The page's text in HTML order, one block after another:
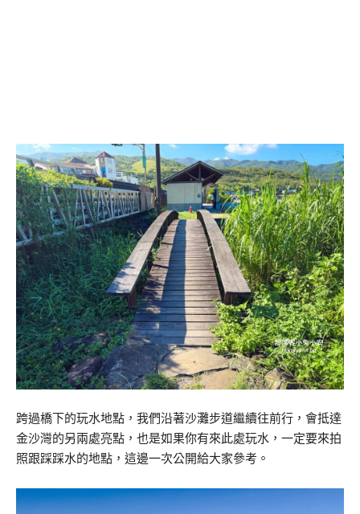
跨過橋下的玩水地點，我們沿著沙灘步道繼續往前行，會抵達
金沙灣的另兩處亮點，也是如果你有來此處玩水，一定要來拍
照跟踩踩水的地點，這邊一次公開給大家參考。